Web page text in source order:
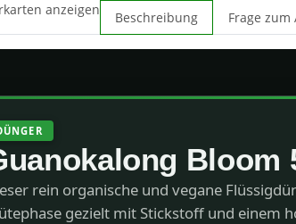
anzeigen Beschreibung Frage zum
Bloom
rein organische und vegane
gezielt mit Stickstoff und einem